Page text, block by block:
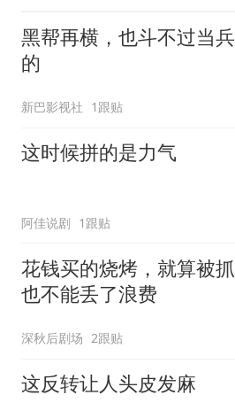
黑帮再横，也斗不过当兵
的
新巴影视社 1跟贴
这时候拼的是力气
阿佳说剧 1跟贴
花钱买的烧烤，就算被抓
也不能丢了浪费
深秋后剧场 2跟贴
这反转让人头皮发麻